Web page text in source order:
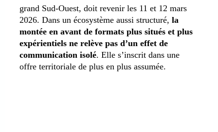
grand Sud-Ouest, doit revenir les 11 et 12 mars
2026. Dans un écosystème aussi structuré, la
montée en avant de formats plus situés et plus
expérientiels ne relève pas d’un effet de
communication isolé. Elle s’inscrit dans une
offre territoriale de plus en plus assumée.